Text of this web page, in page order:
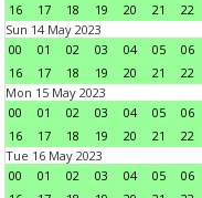
16
17 18 19 20 21 22
Sun 14 May 2023
00
01 02 03 04 05 06
16
17 18 19 20 21 22
Mon 15 May 2023
00
01 02 03 04 05 06
16
17 18 19 20 21 22
Tue 16 May 2023
00
01 02 03 04 05 06